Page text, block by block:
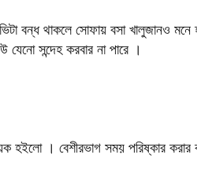
বন্ধ থাকলে সোফায় বসা খালুজানও
সন্দেহ করবার না পারে ।
হইলো । বেশীরভাগ সময় পরিষ্কার